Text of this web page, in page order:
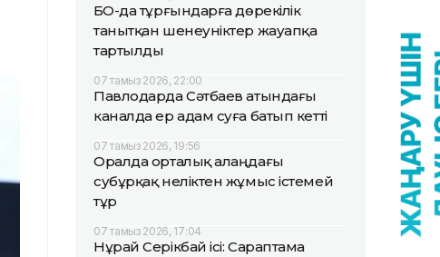
БҚО-да тұрғындарға дөрекілік
танытқан шенеуніктер жауапқа
тартылды
07 тамыз 2026, 22:00
Павлодарда Сәтбаев атындағы
каналда ер адам суға батып кетті
07 тамыз 2026, 19:56
Оралда орталық алаңдағы
субұрқақ неліктен жұмыс істемей
тұр
07 тамыз 2026, 17:04
Нұрай Серікбай ісі: Сараптама